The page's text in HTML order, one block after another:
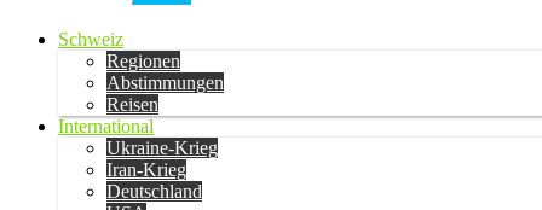
Schweiz
Regionen
Abstimmungen
Reisen
International
Ukraine-Krieg
Iran-Krieg
Deutschland